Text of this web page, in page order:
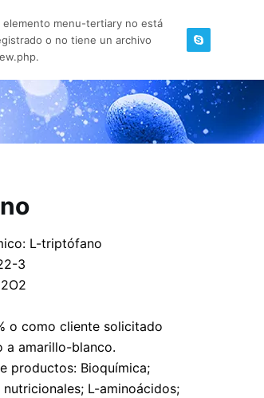
elemento menu-tertiary no está
o no tiene un archivo
L-triptófano
3
o como cliente solicitado
a amarillo-blanco.
productos: Bioquímica;
nutricionales; L-aminoácidos;